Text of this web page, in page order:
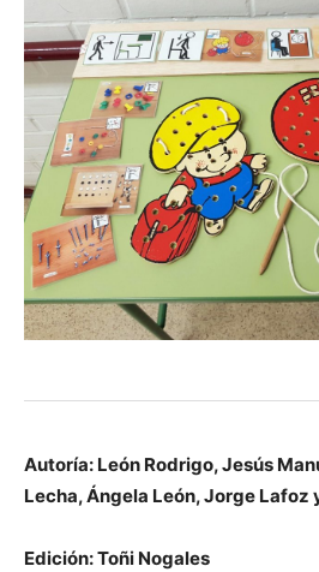
Autoría: León Rodrigo, Jesús
Lecha, Ángela León, Jorge Lafoz
Edición: Toñi Nogales